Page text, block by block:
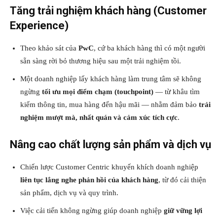
Tăng trải nghiệm khách hàng (Customer
Experience)
Theo khảo sát của PwC, cứ ba khách hàng thì có một người
sẵn sàng rời bỏ thương hiệu sau một trải nghiệm tồi.
Một doanh nghiệp lấy khách hàng làm trung tâm sẽ không
ngừng tối ưu mọi điểm chạm (touchpoint) — từ khâu tìm
kiếm thông tin, mua hàng đến hậu mãi — nhằm đảm bảo trải
nghiệm mượt mà, nhất quán và cảm xúc tích cực.
Nâng cao chất lượng sản phẩm và dịch vụ
Chiến lược Customer Centric khuyến khích doanh nghiệp
liên tục lắng nghe phản hồi của khách hàng, từ đó cải thiện
sản phẩm, dịch vụ và quy trình.
Việc cải tiến không ngừng giúp doanh nghiệp giữ vững lợi